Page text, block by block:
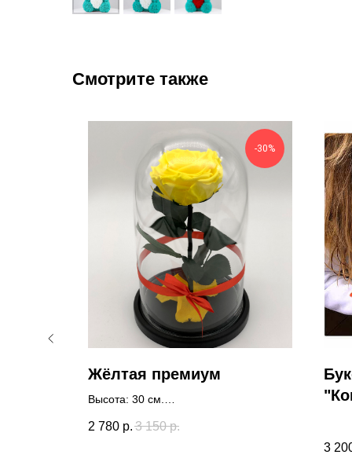
Смотрите также
-30%
Жёлтая премиум
Высота: 30 см.
Бутон: 9 см.
2 780 р. 3 150 р.
3